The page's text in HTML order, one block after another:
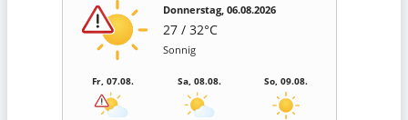
Donnerstag, 06.08.2026
27 / 32°C
Sonnig
Fr, 07.08. Sa, 08.08. So, 09.08.